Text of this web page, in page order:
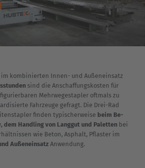
im kombinierten Innen- und Außeneinsatz
sind die Anschaffungskosten für
Mehrwegestapler oftmals zu
Fahrzeuge gefragt. Die Drei-Rad
finden typischerweise beim Be-
dem Handling von Langgut und Paletten bei
wie Beton, Asphalt, Pflaster im
Außeneinsatz Anwendung.